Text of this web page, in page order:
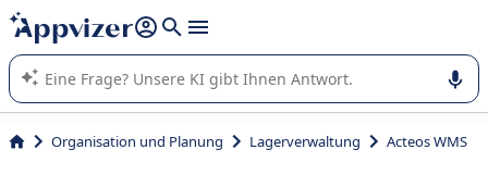
beantworten (mehrere Zeilen mit
Die KI von Appvizer führt Sie bei der Nutzung oder Auswahl
von SaaS-Software in Unternehmen.
Organisation und Planung Lagerverwaltung Acteos WMS